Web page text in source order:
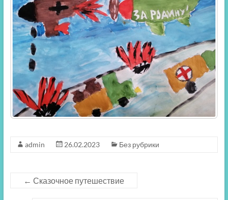
admin 26.02.2023 Без рубрики
← Сказочное путешествие